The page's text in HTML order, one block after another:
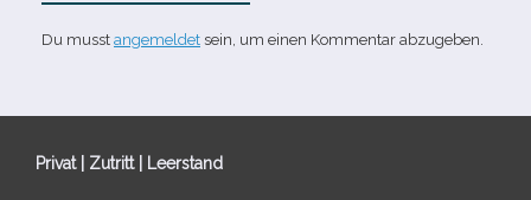
Du musst angemeldet sein, um einen Kommentar abzugeben.
Privat | Zutritt | Leerstand